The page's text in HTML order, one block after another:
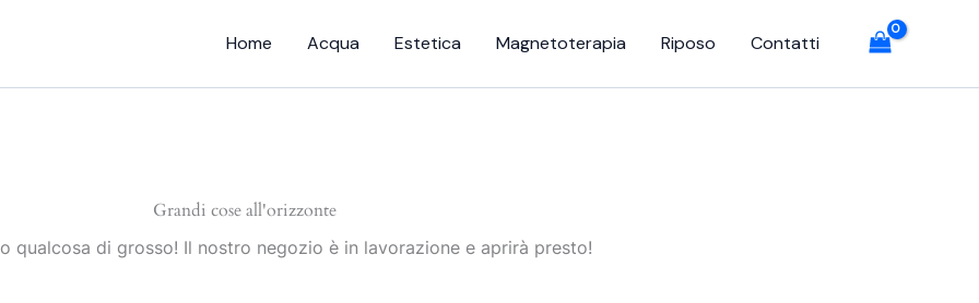
Home Acqua Estetica Magnetoterapia Riposo Contatti
Grandi cose all'orizzonte
qualcosa di grosso! Il nostro negozio è in lavorazione e aprirà presto!